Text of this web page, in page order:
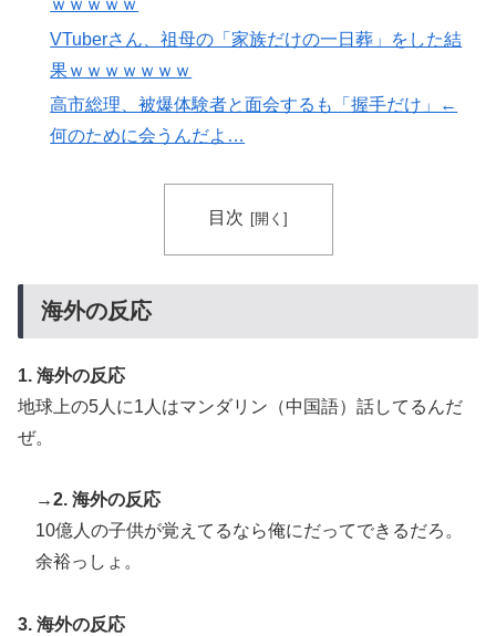
には72本」ナポレオンは1日2本を何に使っていたの
▶
【海外の反応】アルゼンチン協会、FIFA会長に確固たる
支持を表明「隠す気もないんだなｗ」
由がこちら…」→「昔から日本は愛されてた…（ﾌﾞﾙﾌﾞ
▶ 【海外の反応】中国がAI開発の主導権を握りつつあるよ
な → 「どうせアメリカは中国製AIを規制するんだろう
な」「自動車産業と同じ道を歩んでる気がする」
▶ 【海外の反応】日本政府が、アメリカ政府によるネット
ミームとしての任天堂やポケモン使用に対して警告 →
▶ 韓国人「韓国サッカー協会の性接待報道、海外でも大騒
ぎに・・・2002年W杯4強の記録取り消しの声も」
→「マジで国の恥だ」「2002年まで疑う価値がある」
ｗｗｗｗｗ
VTuberさん、祖母の「家族だけの一日葬」をした結
果ｗｗｗｗｗｗｗ
高市総理、被爆体験者と面会するも「握手だけ」←
何のために会うんだよ…
目次
海外の反応
1. 海外の反応
地球上の5人に1人はマンダリン（中国語）話してるんだ
ぜ。
→2. 海外の反応
10億人の子供が覚えてるなら俺にだってできるだろ。
余裕っしょ。
3. 海外の反応